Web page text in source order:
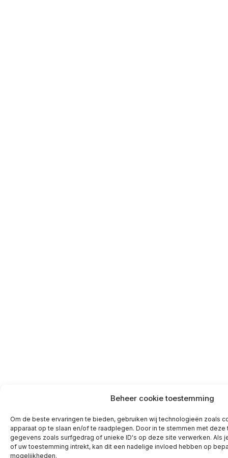
Beheer cookie toestemming
Om de beste ervaringen te bieden, gebruiken wij technologieën zoals
apparaat op te slaan en/of te raadplegen. Door in te stemmen met
gegevens zoals surfgedrag of unieke ID's op deze site verwerken. Als
of uw toestemming intrekt, kan dit een nadelige invloed hebben op
mogelijkheden.